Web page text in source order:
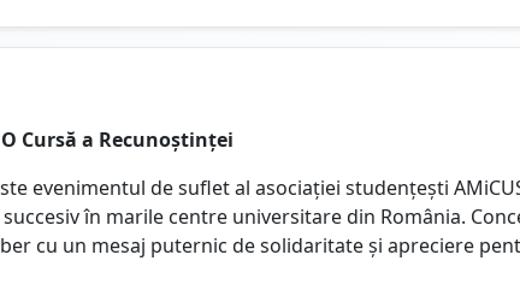
Cursă a Recunoștinței
evenimentul de suflet al asociației studențești
în marile centre universitare din România.
cu un mesaj puternic de solidaritate și apreciere